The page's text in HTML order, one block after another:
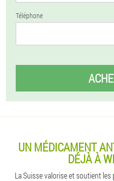
Téléphone
UN MÉDICAMENT
DÉJÀ À
La Suisse valorise et soutient